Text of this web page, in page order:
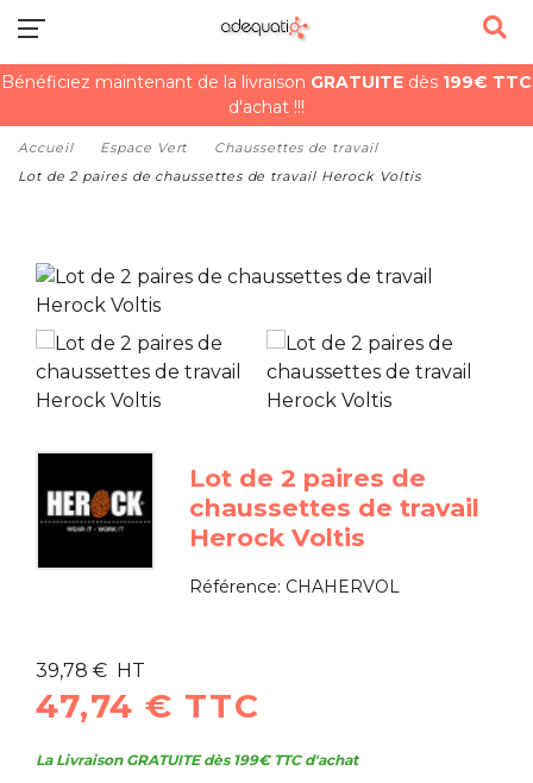
Bénéficiez maintenant de la livraison GRATUITE dès 199€ TTC
d'achat !!!
Accueil Espace Vert
Chaussettes de travail
Lot de 2 paires de chaussettes de travail Herock Voltis
Lot de 2 paires de
chaussettes de travail
Herock Voltis
Référence: CHAHERVOL
39,78 € HT
47,74 € TTC
La Livraison GRATUITE dès 199€ TTC d'achat